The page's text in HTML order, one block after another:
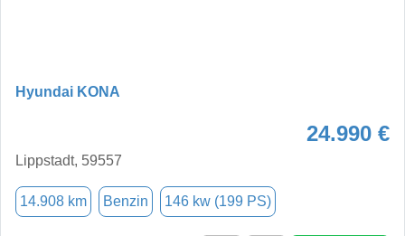
Hyundai KONA
24.990 €
Lippstadt, 59557
14.908 km Benzin 146 kw (199 PS)